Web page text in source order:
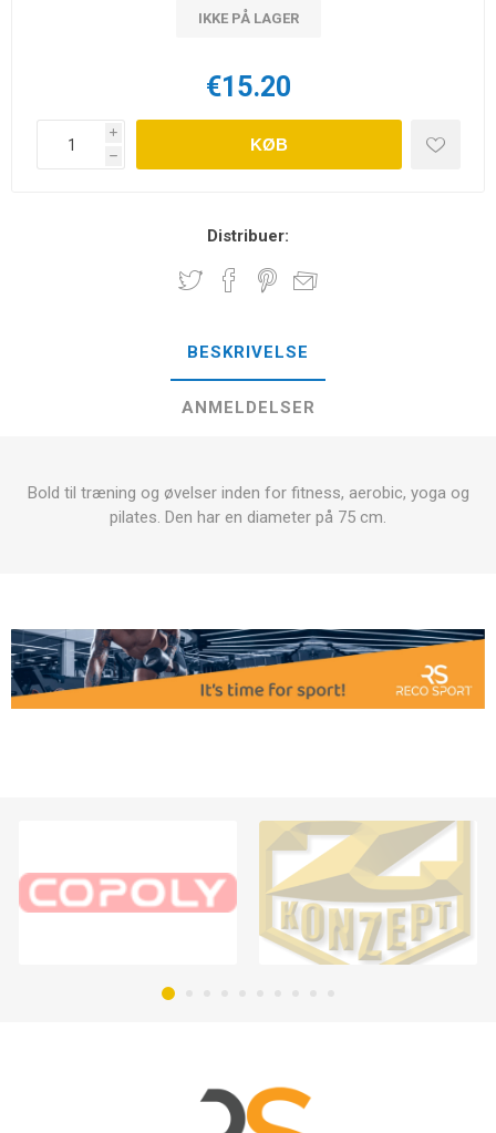
IKKE PÅ LAGER
€15.20
i
h
KØB
Distribuer:
BESKRIVELSE
ANMELDELSER
Bold til træning og øvelser inden for fitness, aerobic, yoga og
pilates. Den har en diameter på 75 cm.